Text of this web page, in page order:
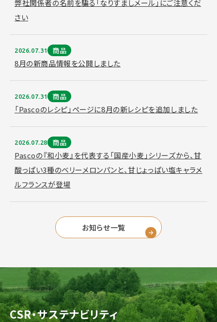
弊社関係者の名前を騙る「なりすましメール」にご注意くだ
さい
2026.07.31 商品
8月の新商品情報を公開しました
2026.07.31 商品
「Pascoのレシピ」ページに8月の新レシピを追加しました
2026.07.28 商品
Pascoの『和小麦』を代表する「国産小麦」シリーズから、甘
酸っぱい3種のベリーメロンパンと、甘じょっぱい塩キャラメ
ルフランスが登場
お知らせ一覧
CSR・サステナビリティ